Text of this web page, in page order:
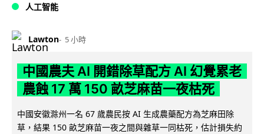
人工智能
Lawton 5 小時
中國農夫 AI 開錯除草配方 AI 幻覺累老
農蝕 17 萬 150 畝芝麻苗一夜枯死
中國安徽滁州一名 67 歲農民按 AI 生成農藥配方為芝麻田除
草，結果 150 畝芝麻苗一夜之間與雜草一同枯死，估計損失約